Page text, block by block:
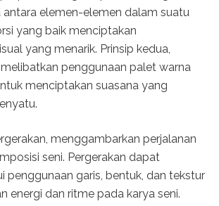
antara elemen-elemen dalam suatu
yang baik menciptakan
yang menarik. Prinsip kedua,
penggunaan palet warna
menciptakan suasana yang
menggambarkan perjalanan
seni. Pergerakan dapat
penggunaan garis, bentuk, dan tekstur
energi dan ritme pada karya seni.